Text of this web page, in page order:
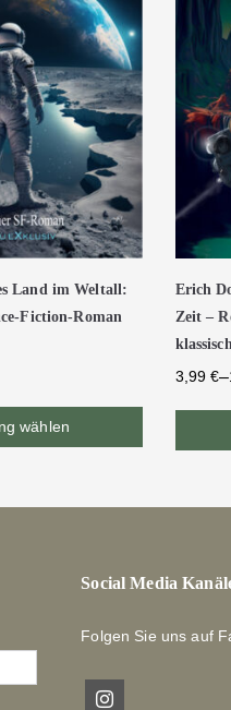
Land im Weltall:
Fiction-Roman
wählen
Erich
Zeit –
3,99€–
Social Media
Folgen Sie uns auf